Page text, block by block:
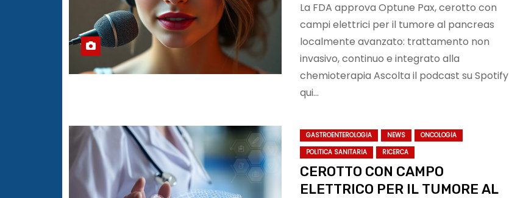
La FDA approva Optune Pax, cerotto con
campi elettrici per il tumore al pancreas
localmente avanzato: trattamento non
invasivo, continuo e integrato alla
chemioterapia Ascolta il podcast su Spotify
qui…
GASTROENTEROLOGIA NEWS
ONCOLOGIA
POLITICA SANITARIA
RICERCA
CEROTTO CON CAMPO
ELETTRICO PER IL TUMORE AL